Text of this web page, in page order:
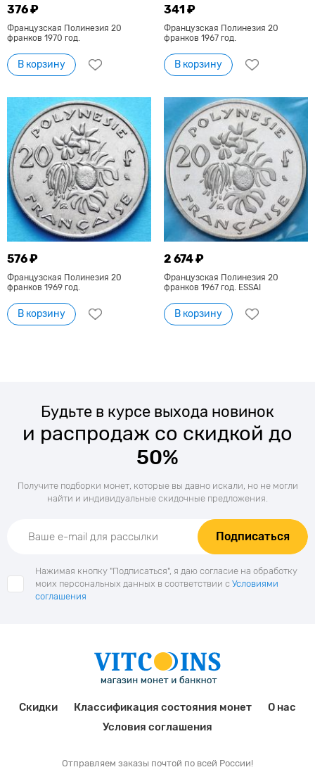
376 ₽
Французская Полинезия 20
франков 1970 год.
В корзину
341 ₽
Французская Полинезия 20
франков 1967 год.
В корзину
576 ₽
Французская Полинезия 20
франков 1969 год.
В корзину
2 674 ₽
Французская Полинезия 20
франков 1967 год. ESSAI
В корзину
Будьте в курсе выхода новинок
и распродаж со скидкой до
50%
Получите подборки монет, которые вы давно искали, но не могли
найти и индивидуальные скидочные предложения.
Подписаться
Нажимая кнопку "Подписаться", я даю согласие на обработку
моих персональных данных в соответствии с Условиями
соглашения
Скидки Классификация состояния монет
О нас
Условия соглашения
Отправляем заказы почтой по всей России!